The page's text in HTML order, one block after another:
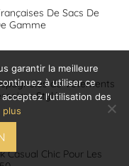
De Sacs De
Gamme
de Vêtements
Stylés
Casual Chic Pour Les
garantir la meilleure
à utiliser ce
l'utilisation des
plus